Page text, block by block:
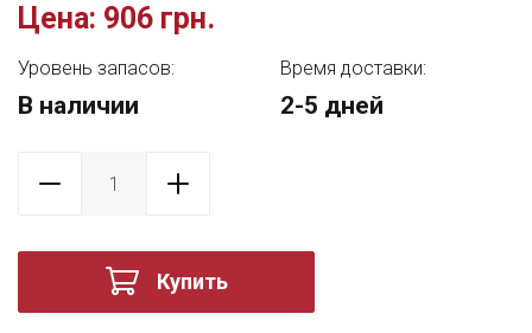
Цена: 906 грн.
Уровень запасов:
В наличии
Время доставки:
2-5 дней
Купить